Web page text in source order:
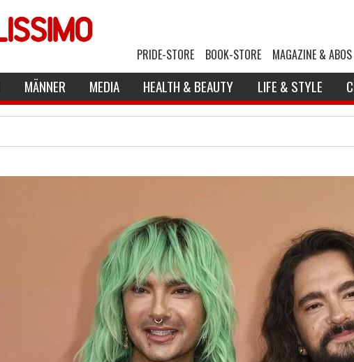
PRIDE-STORE BOOK-STORE MAGAZINE & ABOS
MÄNNER MEDIA HEALTH & BEAUTY LIFE & STYLE